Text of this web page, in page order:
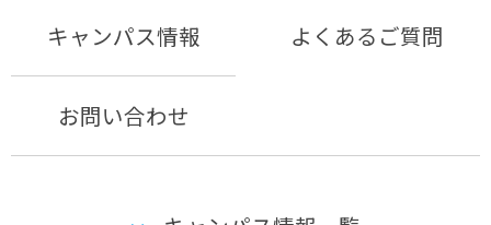
キャンパス情報 よくあるご質問
お問い合わせ